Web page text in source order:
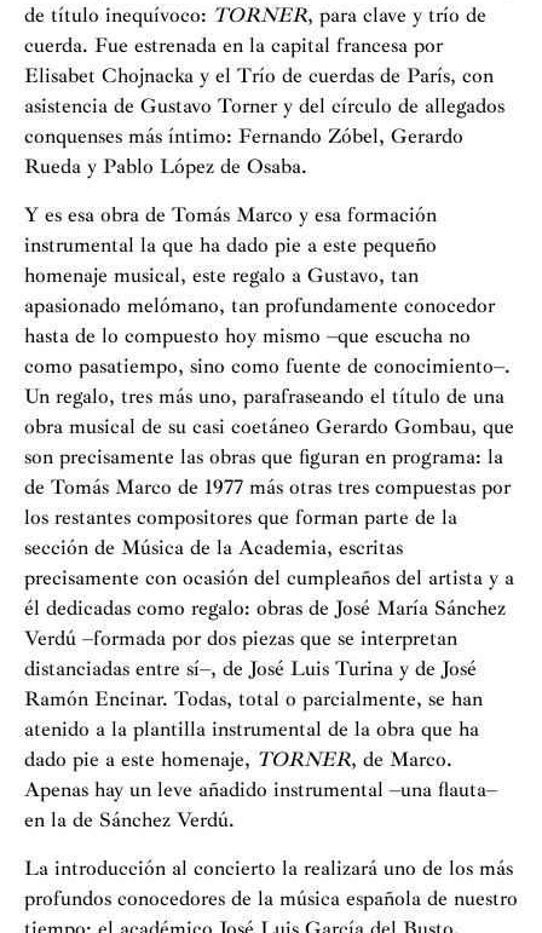
de título inequívoco: TORNER, para clave y trío de
cuerda. Fue estrenada en la capital francesa por
Elisabet Chojnacka y el Trío de cuerdas de París, con
asistencia de Gustavo Torner y del círculo de allegados
conquenses más íntimo: Fernando Zóbel, Gerardo
Rueda y Pablo López de Osaba.
Y es esa obra de Tomás Marco y esa formación
instrumental la que ha dado pie a este pequeño
homenaje musical, este regalo a Gustavo, tan
apasionado melómano, tan profundamente conocedor
hasta de lo compuesto hoy mismo –que escucha no
como pasatiempo, sino como fuente de conocimiento–.
Un regalo, tres más uno, parafraseando el título de una
obra musical de su casi coetáneo Gerardo Gombau, que
son precisamente las obras que figuran en programa: la
de Tomás Marco de 1977 más otras tres compuestas por
los restantes compositores que forman parte de la
sección de Música de la Academia, escritas
precisamente con ocasión del cumpleaños del artista y a
él dedicadas como regalo: obras de José María Sánchez
Verdú –formada por dos piezas que se interpretan
distanciadas entre sí–, de José Luis Turina y de José
Ramón Encinar. Todas, total o parcialmente, se han
atenido a la plantilla instrumental de la obra que ha
dado pie a este homenaje, TORNER, de Marco.
Apenas hay un leve añadido instrumental –una flauta–
en la de Sánchez Verdú.
La introducción al concierto la realizará uno de los más
profundos conocedores de la música española de nuestro